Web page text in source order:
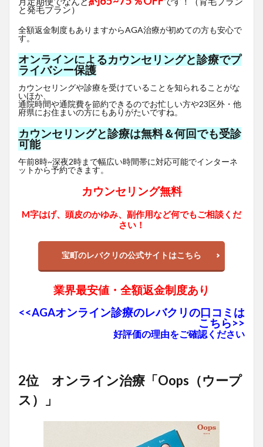
と発毛プラン）
全額返金制度もありますからAGA治療が初めての方も安心で
す。
オンラインによるカウンセリングと診療でプ
ライバシー保護
カウンセリングや診療を受けていることを知られることがな
いほか、
通院時間や通院費を節約できるのでお忙しい方や23区外・他
府県にお住まいの方にもありがたいですね。
カウンセリングと診療は無料＆何回でも受診
可能
午前8時~深夜2時まで幅広い時間帯に対応可能でインターネ
ットから予約できます。
カウンセリング無料
M字はげ、頭皮のかゆみ、副作用など何でもご相談くだ
さい！
宝町のレバクリの公式サイトはこちら
業界最安値・全額返金制度あり
<<AGAオンライン診療のレバクリの口コミは
こちら>>
好評価の理由をご確認ください
2位 オンライン治療「Oops（ウープ
ス）」